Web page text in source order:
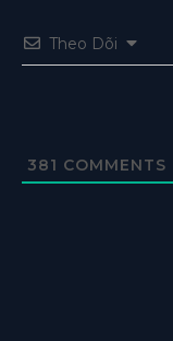
Theo Dõi
381 COMMENTS